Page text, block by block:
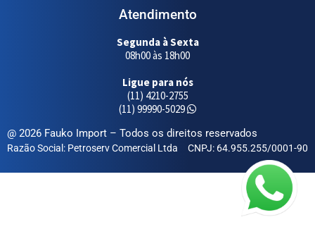
Atendimento
Segunda à Sexta
08h00 às 18h00
Ligue para nós
(11) 4210-2755
(11) 99990-5029
@ 2026 Fauko Import – Todos os direitos reservados
Razão Social: Petroserv Comercial Ltda CNPJ: 64.955.255/0001-90